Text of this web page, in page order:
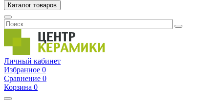
Каталог товаров
Личный кабинет
Избранное 0
Сравнение 0
Корзина 0